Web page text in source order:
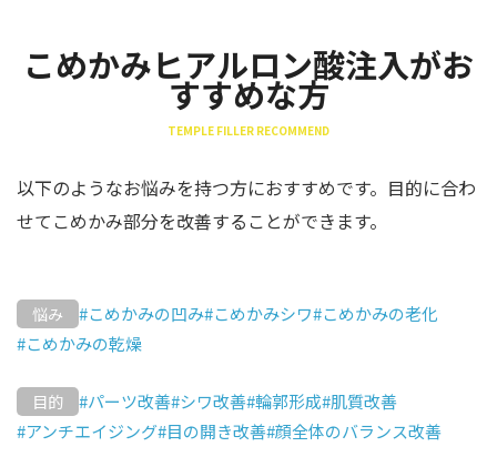
こめかみヒアルロン酸注入がお
すすめな方
TEMPLE FILLER RECOMMEND
以下のようなお悩みを持つ方におすすめです。目的に合わ
せてこめかみ部分を改善することができます。
悩み #こめかみの凹み#こめかみシワ#こめかみの老化
#こめかみの乾燥
目的 #パーツ改善#シワ改善#輪郭形成#肌質改善
#アンチエイジング#目の開き改善#顔全体のバランス改善